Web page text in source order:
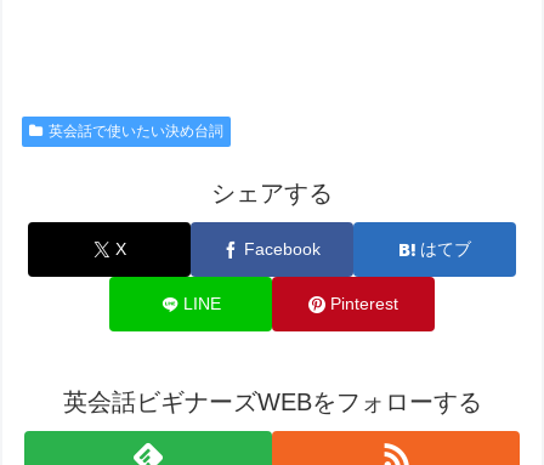
英会話で使いたい決め台詞
シェアする
X Facebook はてブ
LINE Pinterest
英会話ビギナーズWEBをフォローする